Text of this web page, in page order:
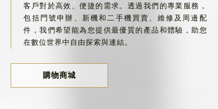
客戶對於高效、便捷的需求。透過我們的專業服務，
包括門號申辦、新機和二手機買賣、維修及周邊配
件，我們希望能為您提供最優質的產品和體驗，助您
在數位世界中自由探索與連結。
購物商城